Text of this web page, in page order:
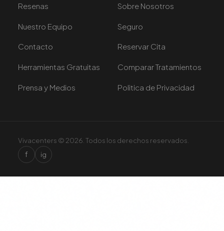
Resenas Sobre Nosotros
Nuestro Equipo Seguro
Contacto Reservar Cita
Herramientas Gratuitas Comparar Tratamientos
Prensa y Medios Politica de Privacidad
Vivacenters © 2026. Todos los derechos reservados.
f ig